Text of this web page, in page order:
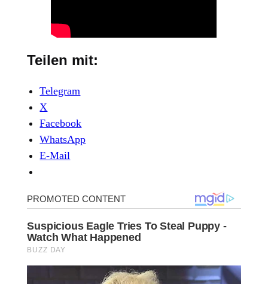
Teilen mit:
Telegram
X
Facebook
WhatsApp
E-Mail